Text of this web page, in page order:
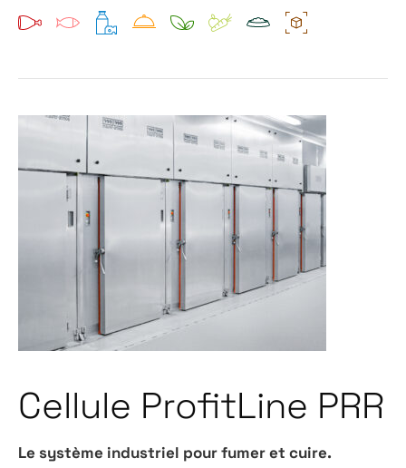
Cellule ProfitLine PRR
Le système industriel pour fumer et cuire.